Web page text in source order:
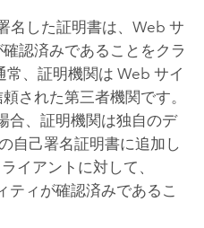
名した証明書は、Web サ
認済みであることをクラ
、証明機関は Web サイ
された第三者機関です。
合、証明機関は独自のデ
自己署名証明書に追加し
イアントに対して、
ティが確認済みであるこ